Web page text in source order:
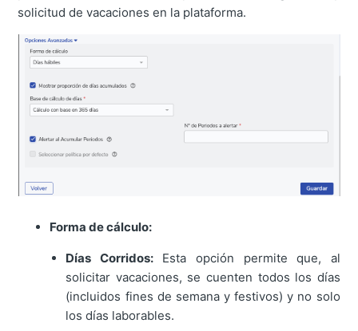
solicitud de vacaciones en la plataforma.
Forma de cálculo:
Días Corridos:Esta opción permite que, al
solicitar vacaciones, se cuenten todos los días
(incluidos fines de semana y festivos) y no solo
los días laborables.